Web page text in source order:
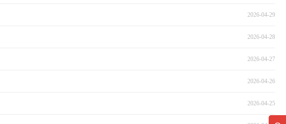
2026-04-29
2026-04-28
2026-04-27
2026-04-26
2026-04-25